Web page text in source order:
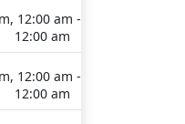
12:00 am -
12:00 am
12:00 am -
12:00 am